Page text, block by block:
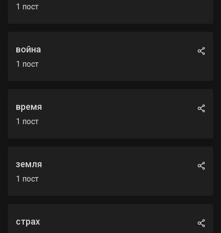
1 пост
война
1 пост
время
1 пост
земля
1 пост
страх